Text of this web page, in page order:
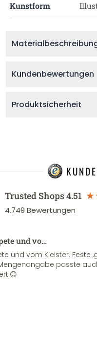
Kunstform
Kundenbewertungen
Produktsicherheit
Trusted Shops4.51
4.749 Bewertungen
und vo…
und vom Kleister. Feste
passte